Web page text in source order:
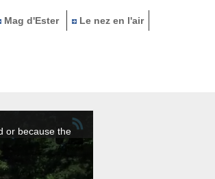
Mag d'Ester Le nez en l'air